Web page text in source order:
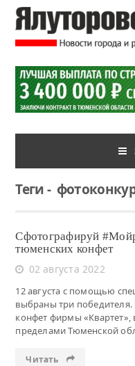
Теги-
Сфотографируй
тюменских конфет
02 августа 2022
12 августа с помощью
выбраны три
конфет фирмы «Квартет»,
пределами Тюменской
Читать